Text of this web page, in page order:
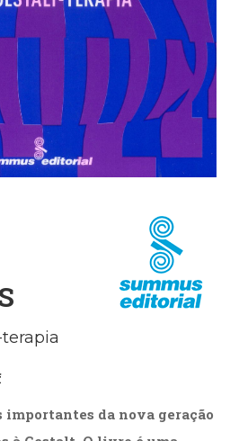
importantes da nova geração